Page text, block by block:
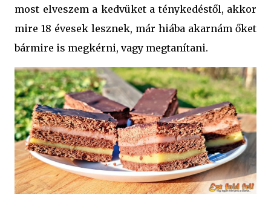
most elveszem a kedvüket a ténykedéstől, akkor
mire 18 évesek lesznek, már hiába akarnám őket
bármire is megkérni, vagy megtanítani.